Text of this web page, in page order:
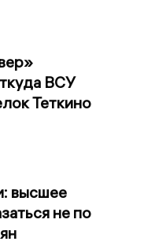
ВСУ
Теткино
высшее
не по